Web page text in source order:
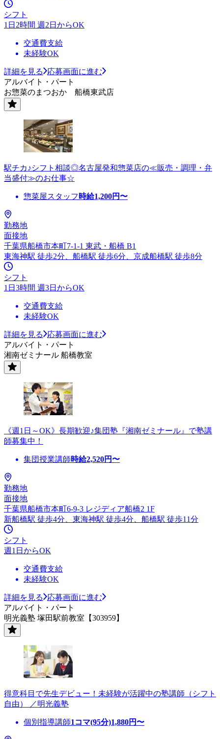
シフト
1日2時間 週2日からOK
交通費支給
未経験OK
詳細を見る
応募画面に進む
アルバイト・パート
お惣菜のまつおか 船橋東武店
駅チカ♪シフト相談◎名古屋発和惣菜店の≪販売・調理・弁
当盛付≫のお仕事☆
惣菜屋スタッフ 時給1,200円〜
勤務地
面接地
千葉県船橋市本町7-1-1 東武・船橋 B1
東海神駅 徒歩2分、船橋駅 徒歩6分、京成船橋駅 徒歩8分
シフト
1日3時間 週3日からOK
交通費支給
未経験OK
詳細を見る
応募画面に進む
アルバイト・パート
湘南ゼミナール 船橋教室
《週1日～OK》長期歓迎♪集団塾『湘南ゼミナール』で塾講
師募集中！
集団授業講師時給2,520円〜
勤務地
面接地
千葉県船橋市本町6-9-3 レジディア船橋2 1F
新船橋駅 徒歩4分、東海神駅 徒歩4分、船橋駅 徒歩11分
シフト
週1日からOK
交通費支給
未経験OK
詳細を見る
応募画面に進む
アルバイト・パート
明光義塾 塚田駅前教室【303959】
得意科目で先生デビュー！未経験が活躍中の塾講師（シフト
自由） ／明光義塾
個別指導講師1コマ(95分)1,880円〜